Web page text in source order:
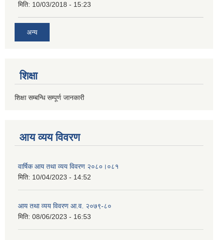
मिति: 10/03/2018 - 15:23
अन्य
शिक्षा
शिक्षा सम्बन्धि सम्पूर्ण जानकारी
आय व्यय विवरण
वार्षिक आय तथा व्यय विवरण २०८०।०८१
मिति: 10/04/2023 - 14:52
आय तथा व्यय विवरण आ.व. २०७९-८०
मिति: 08/06/2023 - 16:53